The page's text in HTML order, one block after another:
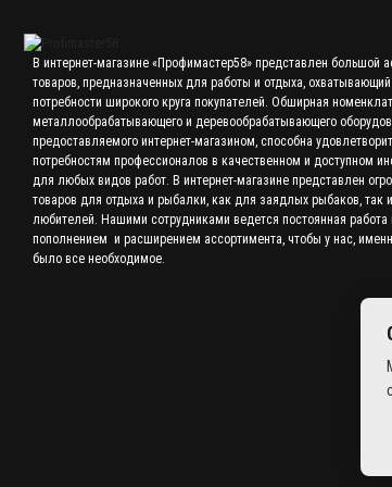
В интернет-магазине «Профимастер58» представлен большой
товаров, предназначенных для работы и отдыха,
потребности широкого круга покупателей. Обширная
металлообрабатывающего и деревообрабатывающего
предоставляемого интернет-магазином, способна
потребностям профессионалов в качественном и доступном
для любых видов работ. В интернет-магазине представлен
товаров для отдыха и рыбалки, как для заядлых рыбаков, так
любителей. Нашими сотрудниками ведется постоянная работа
пополнением и расширением ассортимента, чтобы у нас,
было все необходимое.